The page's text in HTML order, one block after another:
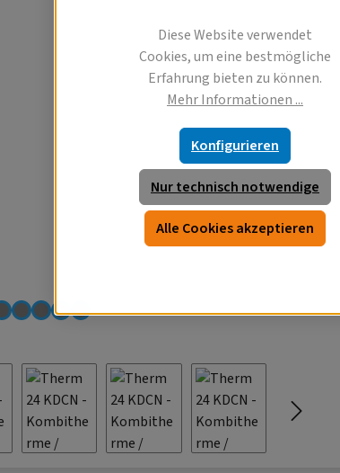
Diese Website verwendet
Cookies, um eine bestmögliche
Erfahrung bieten zu können.
Mehr Informationen ...
Nur technisch notwendige
Konfigurieren
Alle Cookies akzeptieren